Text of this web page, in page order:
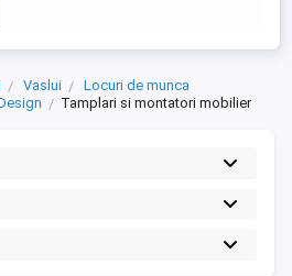
Vaslui
Locuri de munca
Tamplari si montatori mobilier